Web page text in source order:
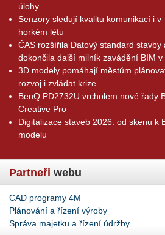
úlohy
Senzory sledují kvalitu komunikací i v
horkém létu
ČAS rozšířila Datový standard stavby
dokončila další milník zavádění BIM v
3D modely pomáhají městům
rozvoj i zvládat krize
BenQ PD2732U vrcholem nové řady
Creative Pro
Digitalizace staveb 2026: od skenu k
modelu
Partneři webu
CAD programy 4M
Plánování a řízení výroby
Správa majetku a řízení údržby